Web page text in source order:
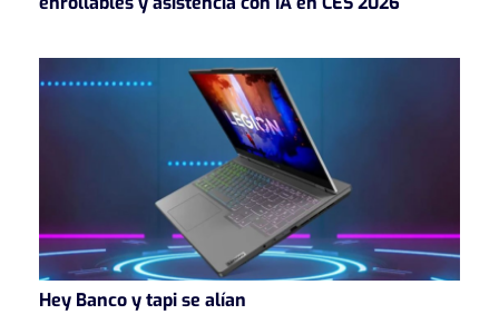
Hey Banco y tapi se alían